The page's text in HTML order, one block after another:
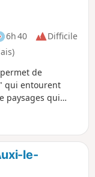
6h 40
Difficile
de
qui entourent
paysages qui
le-